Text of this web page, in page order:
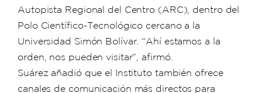
Autopista Regional del Centro (ARC), dentro del
Polo Científico-Tecnológico cercano a la
Universidad Simón Bolívar. “Ahí estamos a la
orden, nos pueden visitar”, afirmó.
Suárez añadió que el Instituto también ofrece
canales de comunicación más directos para